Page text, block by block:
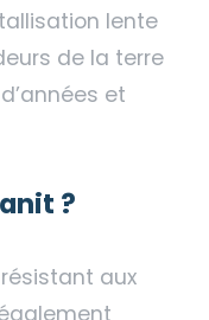
lente
de la terre
et
?
aux